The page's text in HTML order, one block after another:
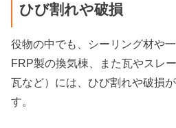
ひび割れや破損
役物の中でも、シーリング材や
FRP製の換気棟、また瓦やスレ
瓦など）には、ひび割れや破損
す。